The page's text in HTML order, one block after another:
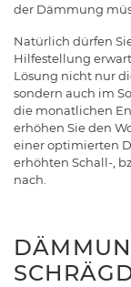
der Dämmung
Natürlich dürfen
Hilfestellung
Lösung nicht nur
sondern auch im
die monatlichen
erhöhen Sie den
einer optimierten
erhöhten Schall-,
nach.